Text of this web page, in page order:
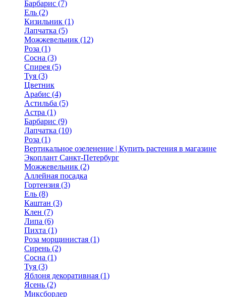
Барбарис (7)
Ель (2)
Кизильник (1)
Лапчатка (5)
Можжевельник (12)
Роза (1)
Сосна (3)
Спирея (5)
Туя (3)
Цветник
Арабис (4)
Астильба (5)
Астра (1)
Барбарис (9)
Лапчатка (10)
Роза (1)
Вертикальное озеленение | Купить растения в магазине
Экоплант Санкт-Петербург
Можжевельник (2)
Аллейная посадка
Гортензия (3)
Ель (8)
Каштан (3)
Клен (7)
Липа (6)
Пихта (1)
Роза морщинистая (1)
Сирень (2)
Сосна (1)
Туя (3)
Яблоня декоративная (1)
Ясень (2)
Миксбордер